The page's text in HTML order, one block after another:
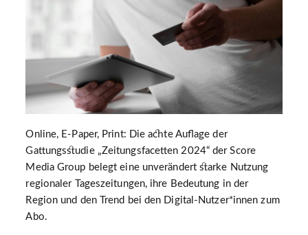
Online, E-Paper, Print: Die achte Auflage der
Gattungsstudie „Zeitungsfacetten 2024“ der Score
Media Group belegt eine unverändert starke Nutzung
regionaler Tageszeitungen, ihre Bedeutung in der
Region und den Trend bei den Digital-Nutzer*innen zum
Abo.